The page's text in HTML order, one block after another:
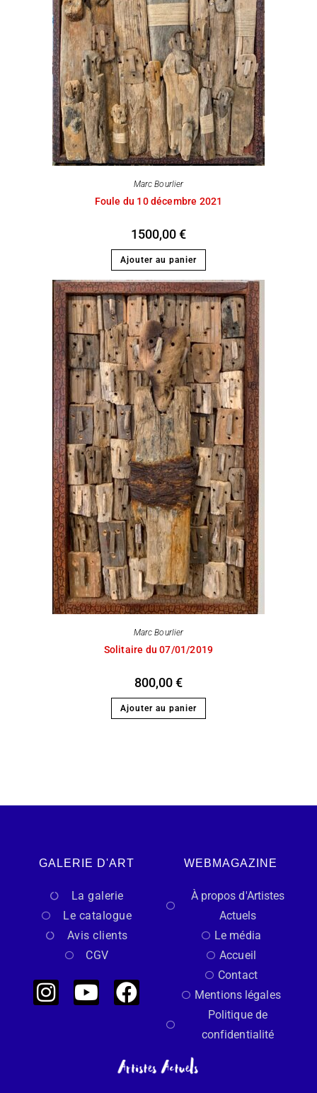
Marc Bourlier
Foule du 10 décembre 2021
1500,00€
Ajouter au panier
Marc Bourlier
Solitaire du 07/01/2019
800,00€
Ajouter au panier
GALERIE D'ART
La galerie
Le catalogue
Avis clients
CGV
WEBMAGAZINE
À propos d'Artistes
Actuels
Le média
Accueil
Contact
Mentions légales
Politique de
confidentialité